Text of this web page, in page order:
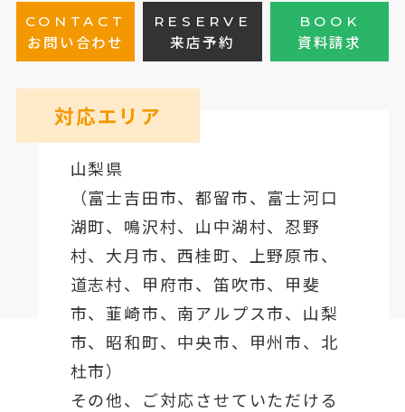
CONTACT
お問い合わせ
RESERVE
来店予約
BOOK
資料請求
対応エリア
山梨県
（富士吉田市、都留市、 富士河口
湖町、鳴沢村、山中湖村、忍野
村、 大月市、西桂町、上野原市、
道志村、 甲府市、笛吹市、甲斐
市、韮崎市、南アルプス市、山梨
市、昭和町、中央市、甲州市、北
杜市）
その他、ご対応させていただける